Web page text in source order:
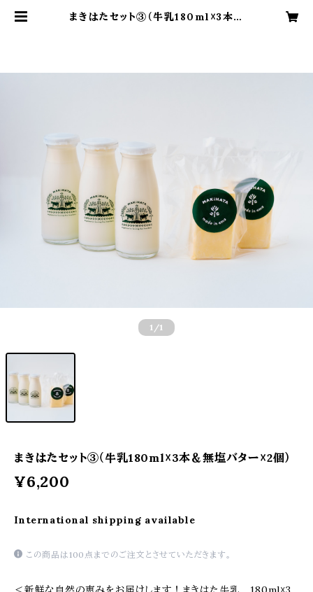
まきはたセット③（牛乳180ml☓3本＆
1 /1
まきはたセット③（牛乳180ml☓3本＆無塩バター☓2個）
¥6,200
International shipping available
この商品は100点までのご注文とさせていただきます。